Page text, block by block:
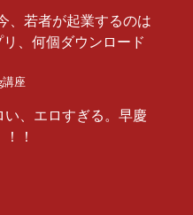
若者が起業するのは
、何個ダウンロード
講座
、エロすぎる。早慶
！